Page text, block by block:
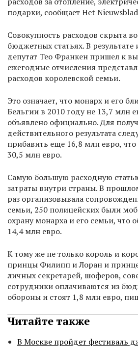
подарки, сообщает Het
Совокупность расходов скрыта
бюджетных статьях. В результате
депутат Тео Франкен пришел к
ежегодные отчисления
расходов королевской семьи.
Это означает, что монарх и его
Бельгии в 2010 году не 13,7 млн
объявлено официально. Для
действительного результата
прибавить еще 16,8 млн евро, что
30,5 млн евро.
Самую большую расходную
затраты внутри страны. В
раз организовывала
семьи, 250 полицейских были
охрану монарха и его семьи, что
14,4 млн евро.
К тому же не только король и
принцы Филипп и Лоран и
личных секретарей, шоферов,
сотрудники оплачиваются из
обороны и стоят 1,8 млн евро,
Читайте также
В Москве пройдет фестиваль